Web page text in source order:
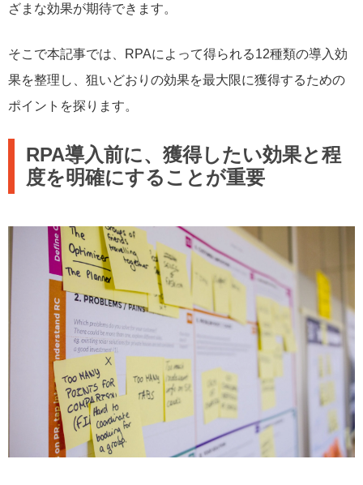
ざまな効果が期待できます。
そこで本記事では、RPAによって得られる12種類の導入効
果を整理し、狙いどおりの効果を最大限に獲得するための
ポイントを探ります。
RPA導入前に、獲得したい効果と程
度を明確にすることが重要